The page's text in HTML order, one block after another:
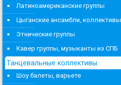
Латиноамериканские группы
Цыганские ансамбли, коллективы
Этнические группы
Кавер группы, музыканты из СПБ
Танцевальные коллективы
Шоу балеты, варьете